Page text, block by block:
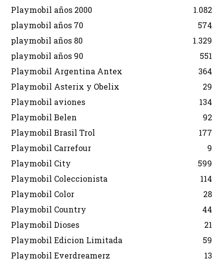
Playmobil años 2000
1.082
playmobil años 70
574
playmobil años 80
1.329
playmobil años 90
551
Playmobil Argentina Antex
364
Playmobil Asterix y Obelix
29
Playmobil aviones
134
Playmobil Belen
92
Playmobil Brasil Trol
177
Playmobil Carrefour
9
Playmobil City
599
Playmobil Coleccionista
114
Playmobil Color
28
Playmobil Country
44
Playmobil Dioses
21
Playmobil Edicion Limitada
59
Playmobil Everdreamerz
13